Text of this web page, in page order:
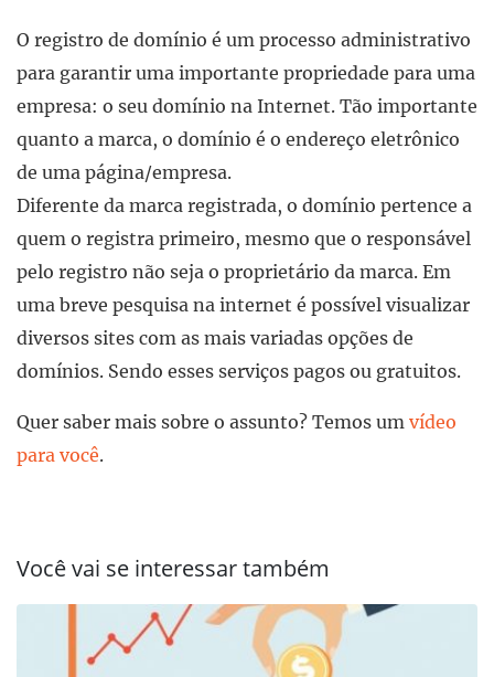
O registro de domínio é um processo administrativo
para garantir uma importante propriedade para uma
empresa: o seu domínio na Internet. Tão importante
quanto a marca, o domínio é o endereço eletrônico
de uma página/empresa.
Diferente da marca registrada, o domínio pertence a
quem o registra primeiro, mesmo que o responsável
pelo registro não seja o proprietário da marca. Em
uma breve pesquisa na internet é possível visualizar
diversos sites com as mais variadas opções de
domínios. Sendo esses serviços pagos ou gratuitos.
Quer saber mais sobre o assunto? Temos um vídeo
para você.
Você vai se interessar também